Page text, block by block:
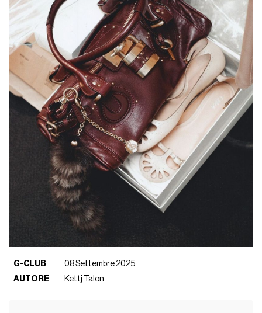
G-CLUB
08 Settembre 2025
AUTORE
Kettj Talon